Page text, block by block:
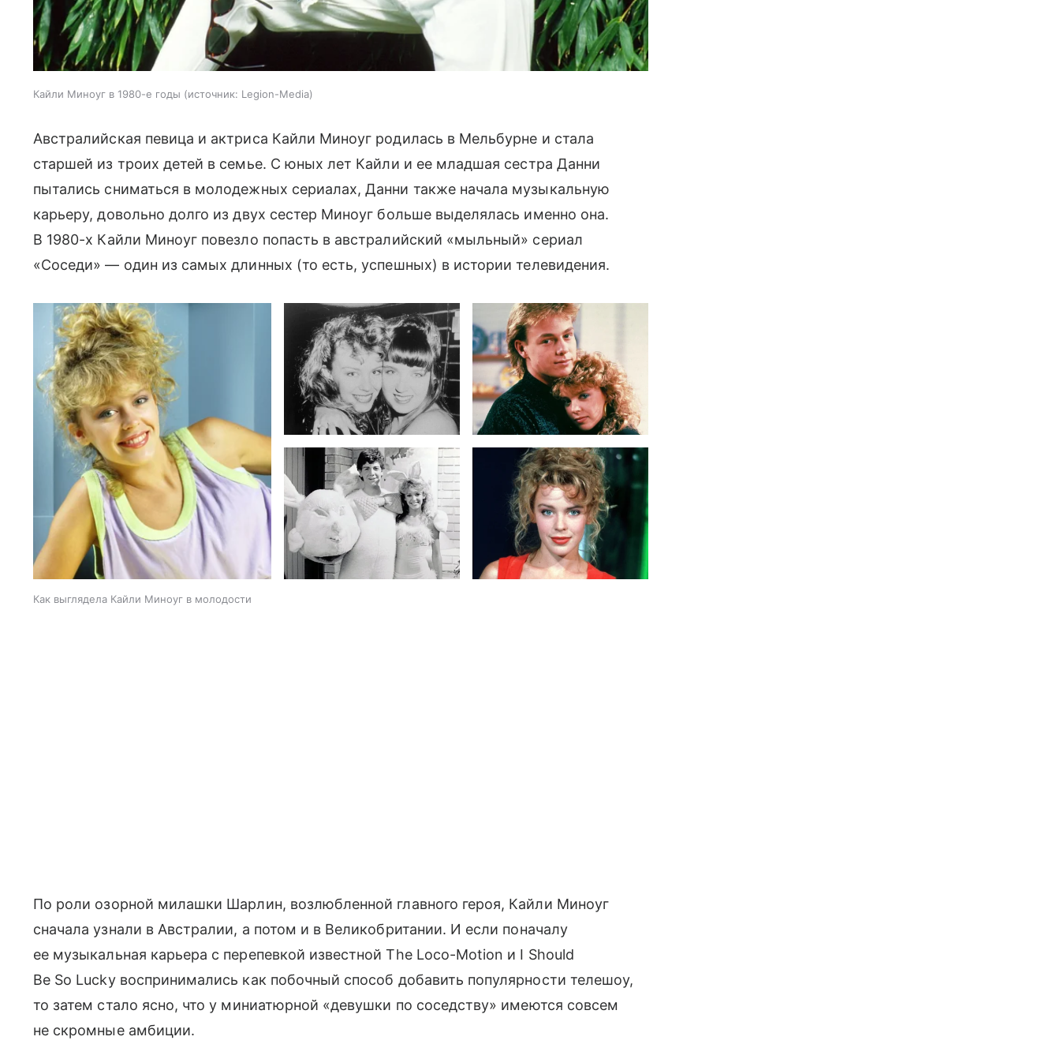
Кайли Миноуг в 1980-е годы источник: Legion-Media
Австралийская певица и актриса Кайли Миноуг родилась в Мельбурне и стала
старшей из троих детей в семье. С юных лет Кайли и ее младшая сестра Данни
пытались сниматься в молодежных сериалах, Данни также начала музыкальную
карьеру, довольно долго из двух сестер Миноуг больше выделялась именно она.
В 1980-х Кайли Миноуг повезло попасть в австралийский «мыльный» сериал
«Соседи» — один из самых длинных (то есть, успешных) в истории телевидения.
Как выглядела Кайли Миноуг в молодости
По роли озорной милашки Шарлин, возлюбленной главного героя, Кайли Миноуг
сначала узнали в Австралии, а потом и в Великобритании. И если поначалу
ее музыкальная карьера с перепевкой известной The Loco-Motion и I Should
Be So Lucky воспринимались как побочный способ добавить популярности телешоу,
то затем стало ясно, что у миниатюрной «девушки по соседству» имеются совсем
не скромные амбиции.